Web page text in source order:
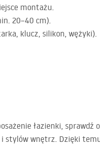
montażu.
20–40 cm).
klucz, silikon, wężyki).
łazienki, sprawdź
stylów wnętrz. Dzięki